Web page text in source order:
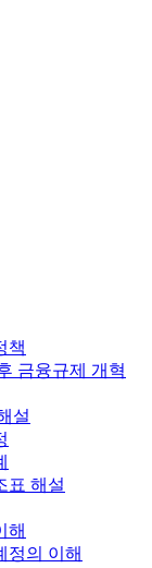
책
금융규제 개혁
설
표 해설
해
정의 이해